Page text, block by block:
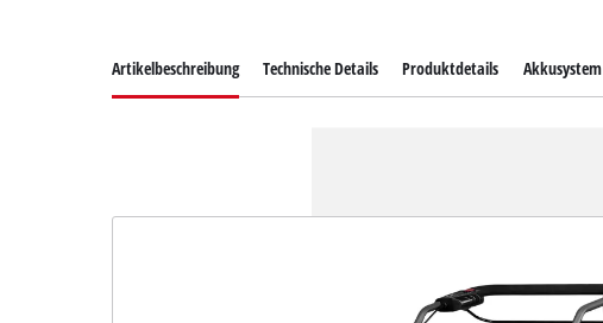
Artikelbeschreibung Technische Details Produktdetails Akkusystem